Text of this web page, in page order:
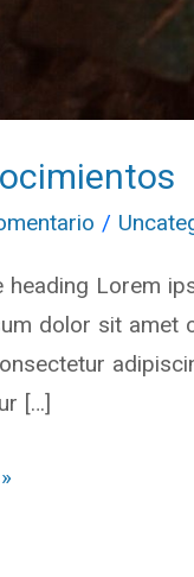
/
heading Lorem
dolor sit amet
[…]